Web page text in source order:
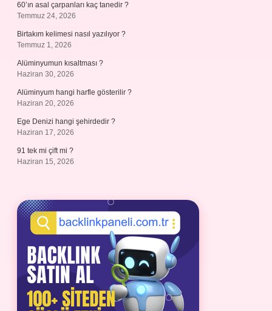
60’ın asal çarpanları kaç tanedir ?
Temmuz 24, 2026
Birtakım kelimesi nasıl yazılıyor ?
Temmuz 1, 2026
Alüminyumun kısaltması ?
Haziran 30, 2026
Alüminyum hangi harfle gösterilir ?
Haziran 20, 2026
Ege Denizi hangi şehirdedir ?
Haziran 17, 2026
91 tek mi çift mi ?
Haziran 15, 2026